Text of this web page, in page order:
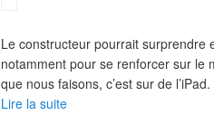
Le constructeur pourrait surprendre
notamment pour se renforcer sur le
que nous faisons, c’est sur de
Lire la suite